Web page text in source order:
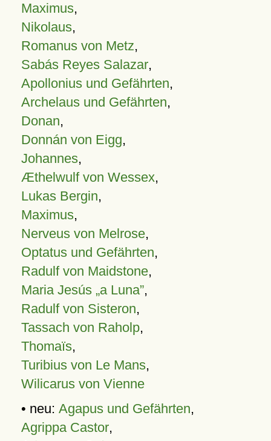
Maximus,
Nikolaus,
Romanus von Metz,
Sabás Reyes Salazar,
Apollonius und Gefährten,
Archelaus und Gefährten,
Donan,
Donnán von Eigg,
Johannes,
Æthelwulf von Wessex,
Lukas Bergin,
Maximus,
Nerveus von Melrose,
Optatus und Gefährten,
Radulf von Maidstone,
Maria Jesús „a Luna”,
Radulf von Sisteron,
Tassach von Raholp,
Thomaïs,
Turibius von Le Mans,
Wilicarus von Vienne
• neu: Agapus und Gefährten,
Agrippa Castor,